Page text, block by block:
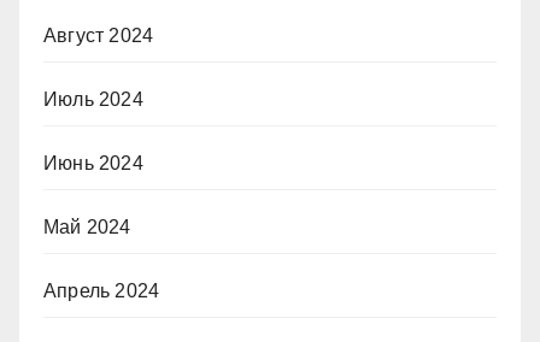
Август 2024
Июль 2024
Июнь 2024
Май 2024
Апрель 2024